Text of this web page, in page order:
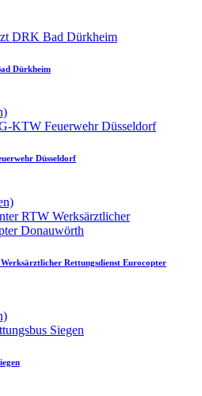
Dürkheim
Düsseldorf
Rettungsdienst Eurocopter